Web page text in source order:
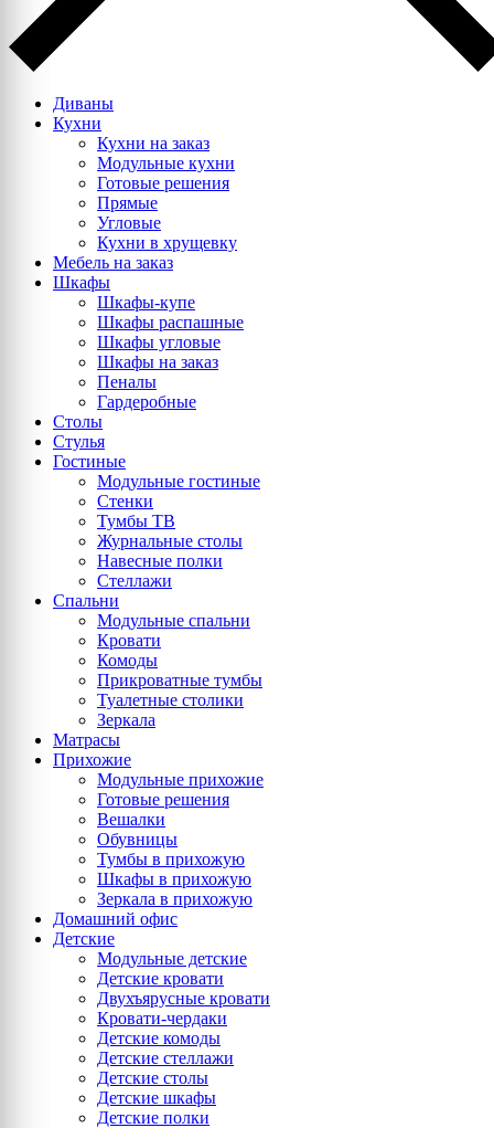
Диваны
Кухни
Кухни на заказ
Модульные кухни
Готовые решения
Прямые
Угловые
Кухни в хрущевку
Мебель на заказ
Шкафы
Шкафы-купе
Шкафы распашные
Шкафы угловые
Шкафы на заказ
Пеналы
Гардеробные
Столы
Стулья
Гостиные
Модульные гостиные
Стенки
Тумбы ТВ
Журнальные столы
Навесные полки
Стеллажи
Спальни
Модульные спальни
Кровати
Комоды
Прикроватные тумбы
Туалетные столики
Зеркала
Матрасы
Прихожие
Модульные прихожие
Готовые решения
Вешалки
Обувницы
Тумбы в прихожую
Шкафы в прихожую
Зеркала в прихожую
Домашний офис
Детские
Модульные детские
Детские кровати
Двухъярусные кровати
Кровати-чердаки
Детские комоды
Детские стеллажи
Детские столы
Детские шкафы
Детские полки